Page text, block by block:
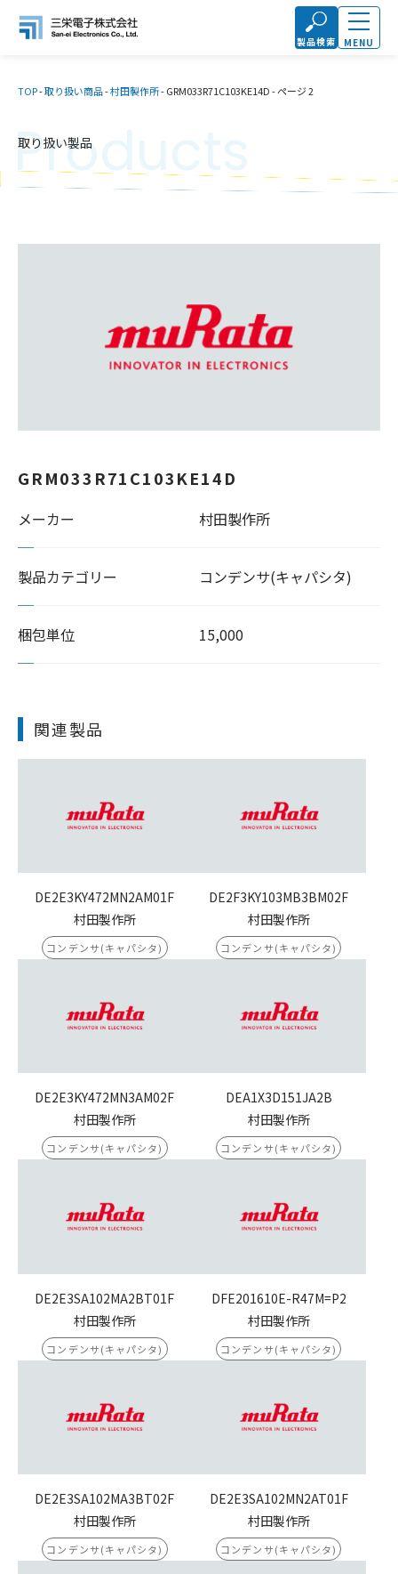
製品検索 MENU
TOP-取り扱い商品-村田製作所-GRM033R71C103KE14D-ページ 2
取り扱い製品
Products
GRM033R71C103KE14D
メーカー 村田製作所
製品カテゴリー コンデンサ(キャパシタ)
梱包単位 15,000
関連製品
DE2E3KY472MN2AM01F
村田製作所
コンデンサ(キャパシタ)
DE2F3KY103MB3BM02F
村田製作所
コンデンサ(キャパシタ)
DE2E3KY472MN3AM02F
村田製作所
コンデンサ(キャパシタ)
DEA1X3D151JA2B
村田製作所
コンデンサ(キャパシタ)
DE2E3SA102MA2BT01F
村田製作所
コンデンサ(キャパシタ)
DFE201610E-R47M=P2
村田製作所
コンデンサ(キャパシタ)
DE2E3SA102MA3BT02F
村田製作所
コンデンサ(キャパシタ)
DE2E3SA102MN2AT01F
村田製作所
コンデンサ(キャパシタ)